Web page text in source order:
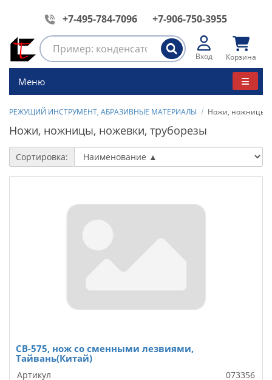
+7-495-784-7096 +7-906-750-3955
Вход Корзина
Меню
РЕЖУЩИЙ ИНСТРУМЕНТ, АБРАЗИВНЫЕ МАТЕРИАЛЫ Ножи, ножницы,
Ножи, ножницы, ножевки, труборезы
Сортировка:
CB-575, нож со сменными лезвиями,
Тайвань(Китай)
Артикул
073356